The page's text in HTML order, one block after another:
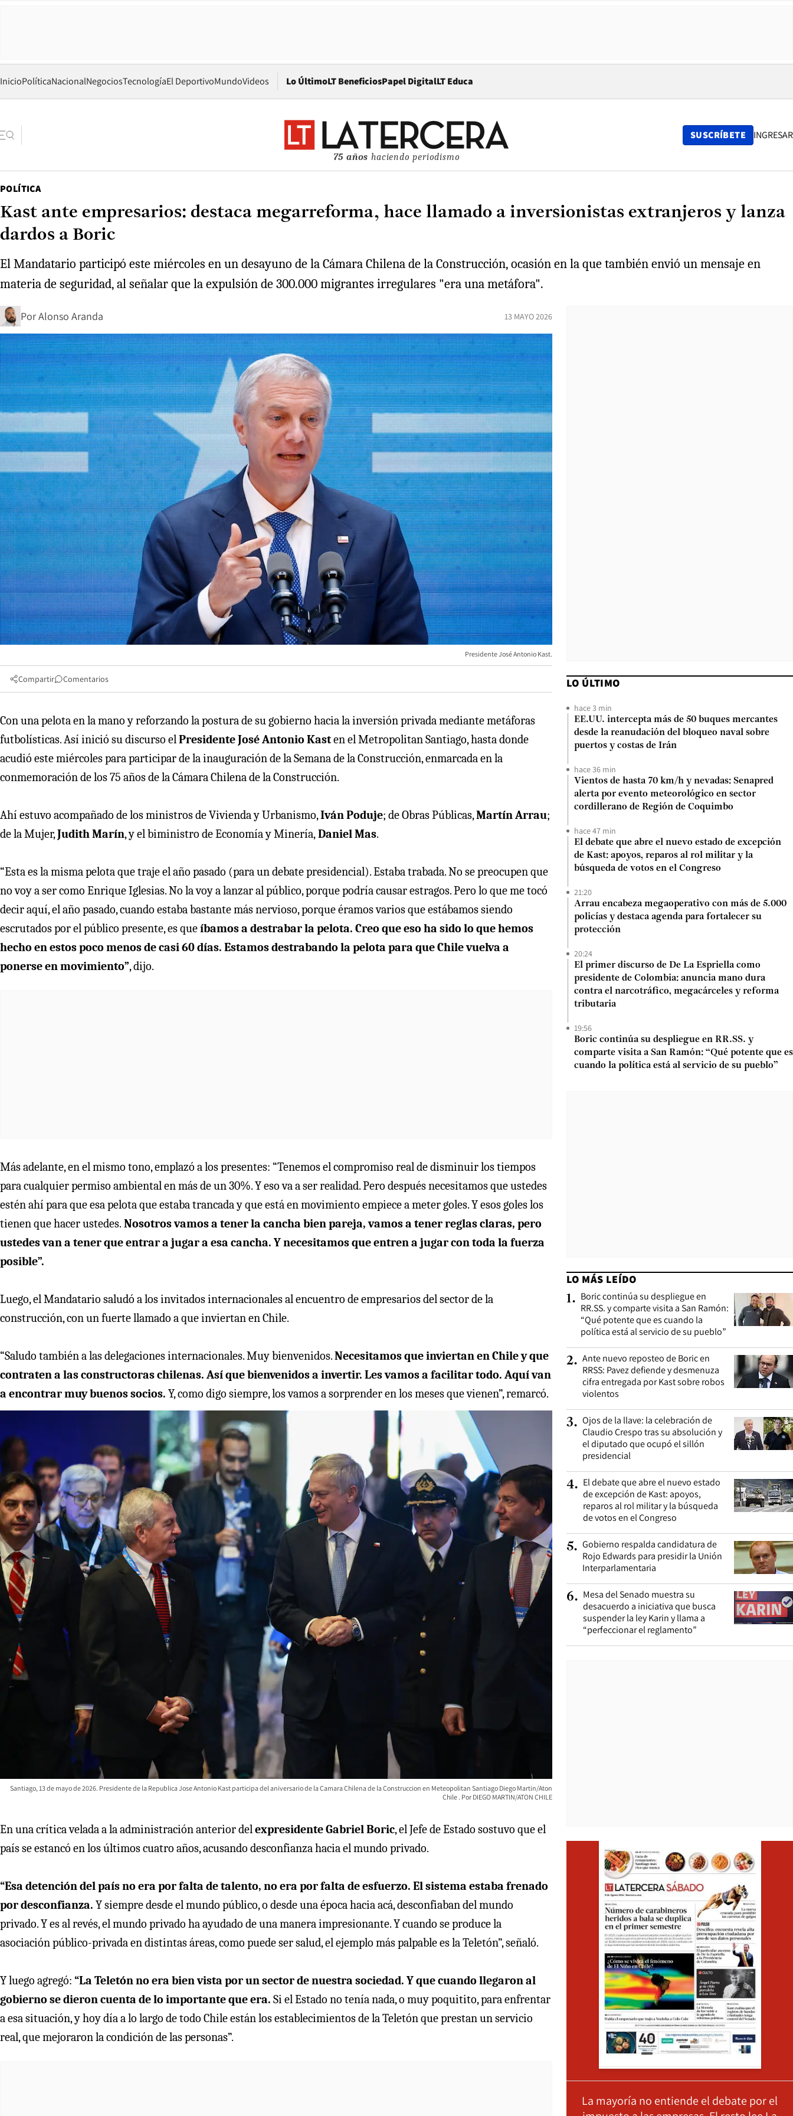
InicioPolíticaNacionalNegociosTecnologíaEl DeportivoMundoVideos Lo ÚltimoLT BeneficiosPapel DigitalOpens in new window
LT Educa
75 años haciendo periodismo
SUSCRÍBETE INGRESAR
POLÍTICA
Kast ante empresarios: destaca megarreforma, hace llamado a inversionistas extranjeros y lanza
dardos a Boric
El Mandatario participó este miércoles en un desayuno de la Cámara Chilena de la Construcción, ocasión en la que también envió un mensaje en
materia de seguridad, al señalar que la expulsión de 300.000 migrantes irregulares "era una metáfora".
PorAlonso Aranda 13 MAYO 2026
Presidente José Antonio Kast.
Compartir Comentarios
Con una pelota en la mano y reforzando la postura de su gobierno hacia la inversión privada mediante metáforas
futbolísticas. Así inició su discurso elPresidente José Antonio Kasten el Metropolitan Santiago, hasta donde
acudió este miércoles para participar de la inauguración de la Semana de la Construcción, enmarcada en la
conmemoración de los 75 años de la Cámara Chilena de la Construcción.
Ahí estuvo acompañado de los ministros de Vivienda y Urbanismo,Iván Poduje; de Obras Públicas,Martín Arrau;
de la Mujer,Judith Marín, y el biministro de Economía y Minería,Daniel Mas.
“Esta es la misma pelota que traje el año pasado (para un debate presidencial). Estaba trabada. No se preocupen que
no voy a ser como Enrique Iglesias. No la voy a lanzar al público, porque podría causar estragos. Pero lo que me tocó
decir aquí, el año pasado, cuando estaba bastante más nervioso, porque éramos varios que estábamos siendo
escrutados por el público presente, es queíbamos a destrabar la pelota. Creo que eso ha sido lo que hemos
hecho en estos poco menos de casi 60 días. Estamos destrabando la pelota para que Chile vuelva a
ponerse en movimiento”, dijo.
Más adelante, en el mismo tono, emplazó a los presentes: “Tenemos el compromiso real de disminuir los tiempos
para cualquier permiso ambiental en más de un 30%. Y eso va a ser realidad. Pero después necesitamos que ustedes
estén ahí para que esa pelota que estaba trancada y que está en movimiento empiece a meter goles. Y esos goles los
tienen que hacer ustedes. Nosotros vamos a tener la cancha bien pareja, vamos a tener reglas claras, pero
ustedes van a tener que entrar a jugar a esa cancha. Y necesitamos que entren a jugar con toda la fuerza
posible”.
Luego, el Mandatario saludó a los invitados internacionales al encuentro de empresarios del sector de la
construcción, con un fuerte llamado a que inviertan en Chile.
“Saludo también a las delegaciones internacionales. Muy bienvenidos.Necesitamos que inviertan en Chile y que
contraten a las constructoras chilenas. Así que bienvenidos a invertir. Les vamos a facilitar todo. Aquí van
a encontrar muy buenos socios. Y, como digo siempre, los vamos a sorprender en los meses que vienen”, remarcó.
Santiago, 13 de mayo de 2026. Presidente de la Republica Jose Antonio Kast participa del aniversario de la Camara Chilena de la Construccion en Meteopolitan Santiago Diego Martin/Aton
Chile
DIEGO MARTIN/ATON CHILE
En una crítica velada a la administración anterior delexpresidente Gabriel Boric, el Jefe de Estado sostuvo que el
país se estancó en los últimos cuatro años, acusando desconfianza hacia el mundo privado.
“Esa detención del país no era por falta de talento, no era por falta de esfuerzo. El sistema estaba frenado
por desconfianza. Y siempre desde el mundo público, o desde una época hacia acá, desconfiaban del mundo
privado. Y es al revés, el mundo privado ha ayudado de una manera impresionante. Y cuando se produce la
asociación público-privada en distintas áreas, como puede ser salud, el ejemplo más palpable es la Teletón”, señaló.
Y luego agregó: “La Teletón no era bien vista por un sector de nuestra sociedad. Y que cuando llegaron al
gobierno se dieron cuenta de lo importante que era. Si el Estado no tenía nada, o muy poquitito, para enfrentar
a esa situación, y hoy día a lo largo de todo Chile están los establecimientos de la Teletón que prestan un servicio
real, que mejoraron la condición de las personas”.
LO ÚLTIMO
hace 3 min
EE.UU. intercepta más de 50 buques mercantes
desde la reanudación del bloqueo naval sobre
puertos y costas de Irán
hace 36 min
Vientos de hasta 70 km/h y nevadas: Senapred
alerta por evento meteorológico en sector
cordillerano de Región de Coquimbo
hace 47 min
El debate que abre el nuevo estado de excepción
de Kast: apoyos, reparos al rol militar y la
búsqueda de votos en el Congreso
21:20
Arrau encabeza megaoperativo con más de 5.000
policías y destaca agenda para fortalecer su
protección
20:24
El primer discurso de De La Espriella como
presidente de Colombia: anuncia mano dura
contra el narcotráfico, megacárceles y reforma
tributaria
19:56
Boric continúa su despliegue en RR.SS. y
comparte visita a San Ramón: “Qué potente que es
cuando la política está al servicio de su pueblo”
LO MÁS LEÍDO
1. Boric continúa su despliegue en
RR.SS. y comparte visita a San Ramón:
“Qué potente que es cuando la
política está al servicio de su pueblo”
2. Ante nuevo reposteo de Boric en
RRSS: Pavez defiende y desmenuza
cifra entregada por Kast sobre robos
violentos
3. Ojos de la llave: la celebración de
Claudio Crespo tras su absolución y
el diputado que ocupó el sillón
presidencial
4. El debate que abre el nuevo estado
de excepción de Kast: apoyos,
reparos al rol militar y la búsqueda
de votos en el Congreso
5. Gobierno respalda candidatura de
Rojo Edwards para presidir la Unión
Interparlamentaria
6. Mesa del Senado muestra su
desacuerdo a iniciativa que busca
suspender la ley Karin y llama a
“perfeccionar el reglamento”
La mayoría no entiende el debate por el